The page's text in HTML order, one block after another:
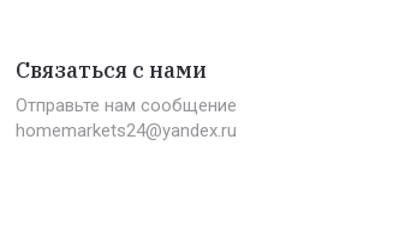
Связаться с нами
Отправьте нам сообщение
homemarkets24@yandex.ru